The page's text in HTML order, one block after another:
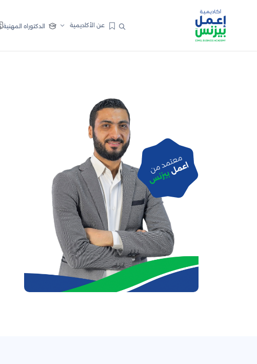
عن الأكاديمية الدكتوراه المهنية